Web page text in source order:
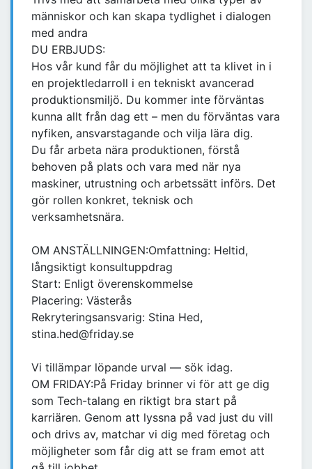
människor och kan skapa tydlighet i dialogen
med andra
DU ERBJUDS:
Hos vår kund får du möjlighet att ta klivet in i
en projektledarroll i en tekniskt avancerad
produktionsmiljö. Du kommer inte förväntas
kunna allt från dag ett – men du förväntas vara
nyfiken, ansvarstagande och vilja lära dig.
Du får arbeta nära produktionen, förstå
behoven på plats och vara med när nya
maskiner, utrustning och arbetssätt införs. Det
gör rollen konkret, teknisk och
verksamhetsnära.
OM ANSTÄLLNINGEN:Omfattning: Heltid,
långsiktigt konsultuppdrag
Start: Enligt överenskommelse
Placering: Västerås
Rekryteringsansvarig: Stina Hed,
stina.hed@friday.se
Vi tillämpar löpande urval — sök idag.
OM FRIDAY:På Friday brinner vi för att ge dig
som Tech-talang en riktigt bra start på
karriären. Genom att lyssna på vad just du vill
och drivs av, matchar vi dig med företag och
möjligheter som får dig att se fram emot att